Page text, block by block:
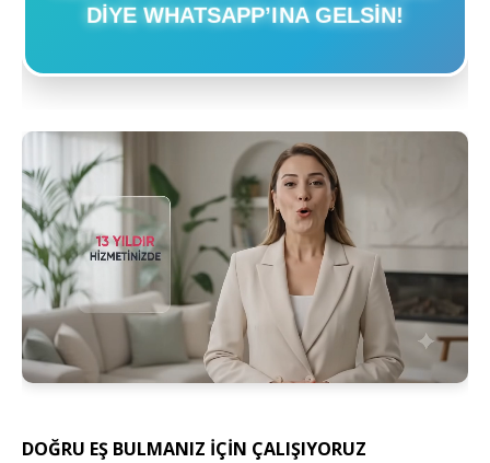
DIYE WHATSAPP’INA GELSIN!
DOĞRU EŞ BULMANIZ İÇİN ÇALIŞIYORUZ